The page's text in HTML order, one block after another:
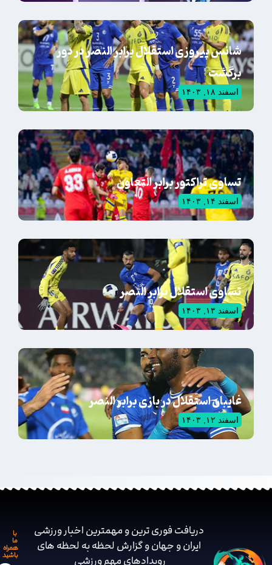
شانس پیروزی استقلال برابر النصر در دور
برگشت
اسفند ۱۸, ۱۴۰۳
تساوی تراکتور برابر التعاون
اسفند ۱۴, ۱۴۰۳
تساوی استقلال برابر النصر
اسفند ۱۳, ۱۴۰۳
غایبان استقلال در بازی برابر النصر
اسفند ۱۲, ۱۴۰۳
دریافت فوری ترین و مهمترین اخبار ورزشی
ایران و جهان و گزارش لحظه به لحظه های
رویدادهای مهم ‌ورزشی
همراه
باشید